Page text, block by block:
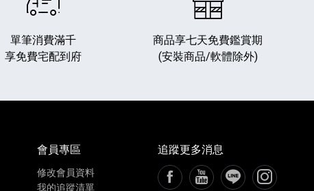
單筆消費滿千
享免費宅配到府
商品享七天免費鑑賞期
(安裝商品/軟體除外)
會員專區
修改會員資料
我的追蹤清單
追蹤更多消息
FB粉絲專頁[另開新視窗]
YouTube頻道[另開新視
加入LINE[另開新
追蹤